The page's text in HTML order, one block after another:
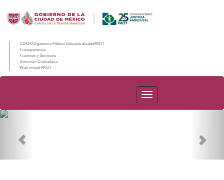
CDMX/Organismo Público Descentralizado/PAOT
Transparencia
Trámites y Servicios
Atención Ciudadana
Web e-mail PAOT
PAOT